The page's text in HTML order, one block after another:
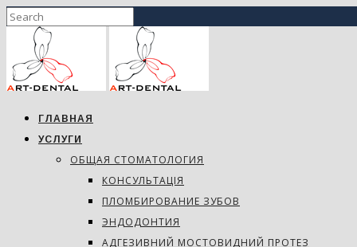
ГЛАВНАЯ
УСЛУГИ
ОБЩАЯ СТОМАТОЛОГИЯ
КОНСУЛЬТАЦІЯ
ПЛОМБИРОВАНИЕ ЗУБОВ
ЭНДОДОНТИЯ
АДГЕЗИВНИЙ МОСТОВИДНИЙ ПРОТЕЗ